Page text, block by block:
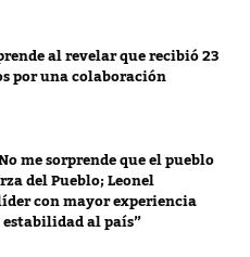
al revelar que recibió 23
por una colaboración
me sorprende que el pueblo
del Pueblo; Leonel
con mayor experiencia
al país”